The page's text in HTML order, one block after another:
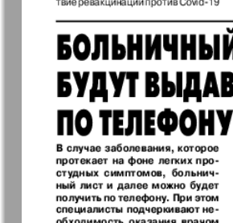
Европа экспресс
Закон и люди
Известия BW